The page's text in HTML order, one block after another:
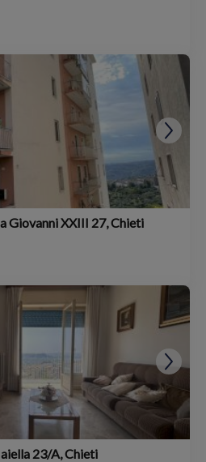
Giovanni XXIII 27, Chieti
23/A, Chieti